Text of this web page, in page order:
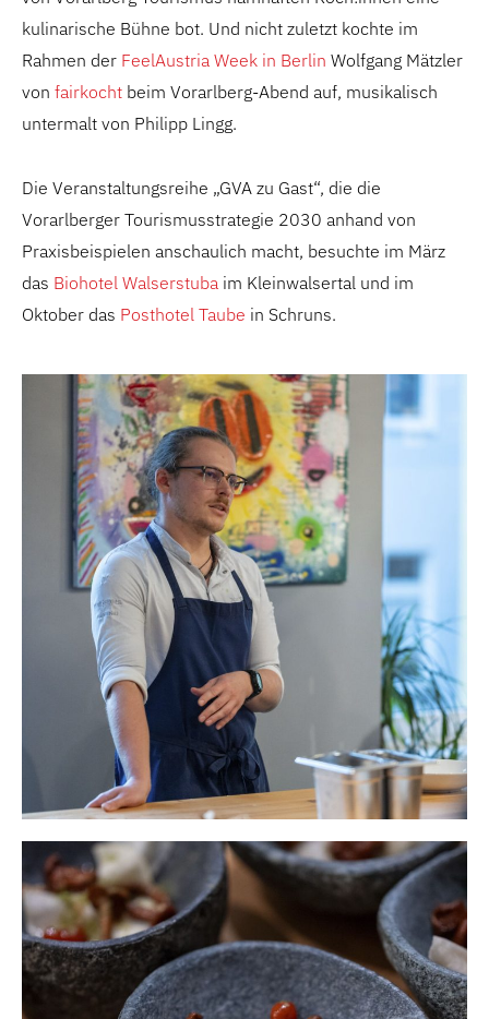
kulinarische Bühne bot. Und nicht zuletzt kochte im
Rahmen der FeelAustria Week in Berlin Wolfgang Mätzler
von fairkocht beim Vorarlberg-Abend auf, musikalisch
untermalt von Philipp Lingg.
Die Veranstaltungsreihe „GVA zu Gast“, die die
Vorarlberger Tourismusstrategie 2030 anhand von
Praxisbeispielen anschaulich macht, besuchte im März
das Biohotel Walserstuba im Kleinwalsertal und im
Oktober das Posthotel Taube in Schruns.